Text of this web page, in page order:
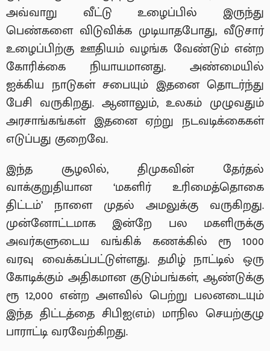
அவ்வாறு வீட்டு உழைப்பில் இருந்து
பெண்களை விடுவிக்க முடியாதபோது, வீடுசார்
உழைப்பிற்கு ஊதியம் வழங்க வேண்டும் என்ற
கோரிக்கை நியாயமானது. அண்மையில்
ஐக்கிய நாடுகள் சபையும் இதனை தொடர்ந்து
பேசி வருகிறது. ஆனாலும், உலகம் முழுவதும்
அரசாங்கங்கள் இதனை ஏற்று நடவடிக்கைகள்
எடுப்பது குறைவே.
இந்த சூழலில், திமுகவின் தேர்தல்
வாக்குறுதியான ‘மகளிர் உரிமைத்தொகை
திட்டம்’ நாளை முதல் அமலுக்கு வருகிறது.
முன்னோட்டமாக இன்றே பல மகளிருக்கு
அவர்களுடைய வங்கிக் கணக்கில் ரூ 1000
வரவு வைக்கப்பட்டுள்ளது. தமிழ் நாட்டில் ஒரு
கோடிக்கும் அதிகமான குடும்பங்கள், ஆண்டுக்கு
ரூ 12,000 என்ற அளவில் பெற்று பலனடையும்
இந்த திட்டத்தை சிபிஐ(எம்) மாநில செயற்குழு
பாராட்டி வரவேற்கிறது.